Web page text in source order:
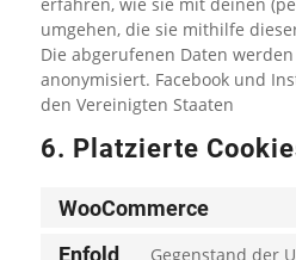
erfahren, wie sie mit deinen
umgehen, die sie mithilfe
Die abgerufenen Daten
anonymisiert. Facebook und
den Vereinigten Staaten
6. Platzierte
WooCommerce
Enfold Gegenstand der